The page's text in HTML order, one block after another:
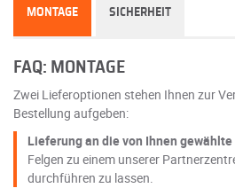
MONTAGE SICHERHEIT
FAQ: MONTAGE
Zwei Lieferoptionen stehen Ihnen zur
Bestellung aufgeben:
Lieferung an die von Ihnen gewählte
Felgen zu einem unserer
durchführen zu lassen.